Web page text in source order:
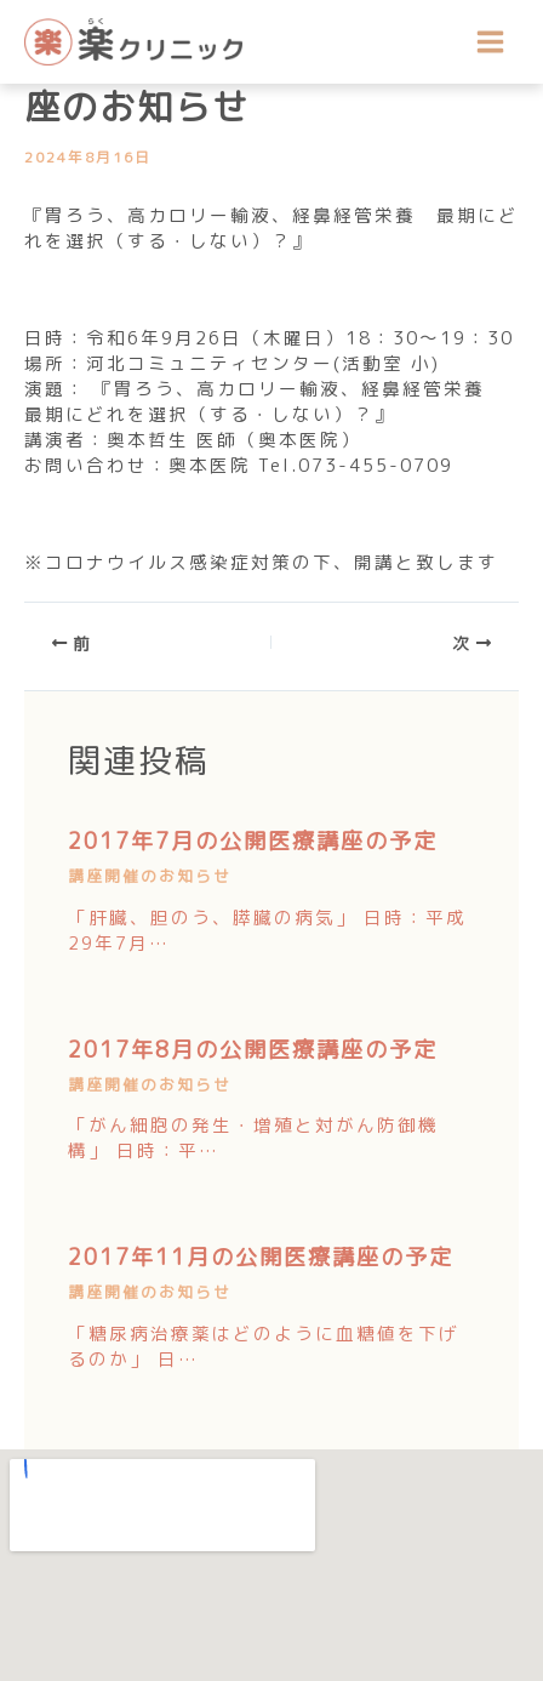
ス
講座開催のお知らせ
令和6年9月公開医療健康講
座のお知らせ
2024年8月16日
『胃ろう、高カロリー輸液、経鼻経管栄養 最期にど
れを選択（する・しない）？』
日時：令和6年9月26日（木曜日）18：30～19：30
場所：河北コミュニティセンター(活動室 小)
演題： 『胃ろう、高カロリー輸液、経鼻経管栄養
最期にどれを選択（する・しない）？』
講演者：奥本哲生 医師（奥本医院）
お問い合わせ：奥本医院 Tel.073-455-0709
※コロナウイルス感染症対策の下、開講と致します
前 次
関連投稿
2017年7月の公開医療講座の予定
講座開催のお知らせ
「肝臓、胆のう、膵臓の病気」 日時：平成
29年7月…
2017年8月の公開医療講座の予定
講座開催のお知らせ
「がん細胞の発生・増殖と対がん防御機
構」 日時：平…
2017年11月の公開医療講座の予定
講座開催のお知らせ
「糖尿病治療薬はどのように血糖値を下げ
るのか」 日…